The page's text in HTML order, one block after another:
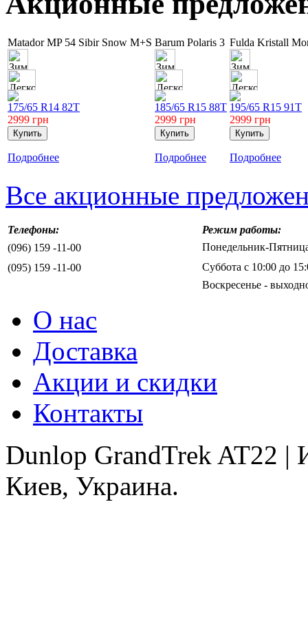
Matador MP 54 Sibir Snow M+S
175/65 R14 82T
2999 грн
Подробнее
Barum Polaris 3
185/65 R15 88T
2999 грн
Подробнее
Fulda Kristall
195/65 R15 91T
2999 грн
Подробнее
Все акционные
Телефоны:
Режим работы:
(096) 159 -11-00
Понедельник-
(095) 159 -11-00
Суббота с 10:00 до
Воскресенье -
О нас
Доставка
Акции и скидки
Контакты
Dunlop GrandTrek AT22 |
Киев, Украина.